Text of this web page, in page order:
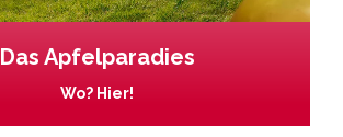
Das Apfelparadies
Wo? Hier!